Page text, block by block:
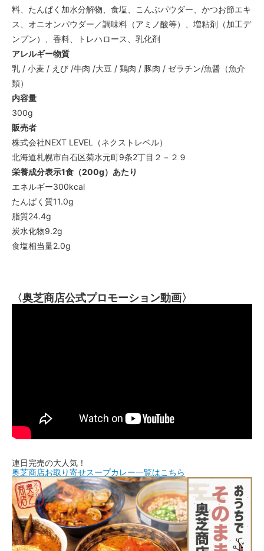
料、たんぱく加水分解物、食塩、こんぶパウダー、かつお節エキ
ス、オニオンパウダー／調味料（アミノ酸等）、増粘剤（加工デ
ンプン）、香料、トレハロース、乳化剤
アレルギー物質
乳 / 小麦 / えび /牛肉 /大豆 / 鶏肉 / 豚肉 / ゼラチン/魚醤（魚介
類）
内容量
300g
販売者
株式会社NEXT LEVEL（ネクストレベル）
北海道札幌市白石区菊水元町9条2丁目２－２９
栄養成分表示1食（200g）あたり
エネルギー300kcal
たんぱく質11.0g
脂質24.4g
炭水化物9.2g
食塩相当量2.0g
〈奥芝商店公式プロモーション動画〉
連日完売の大人気！
奥芝商店お取り寄せスープカレー一覧はこちら